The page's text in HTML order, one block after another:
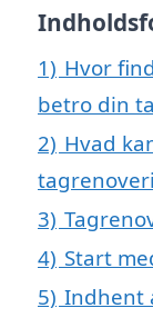
1) Hvor
betro din
2) Hvad
3)
4) Start
5) Indhent